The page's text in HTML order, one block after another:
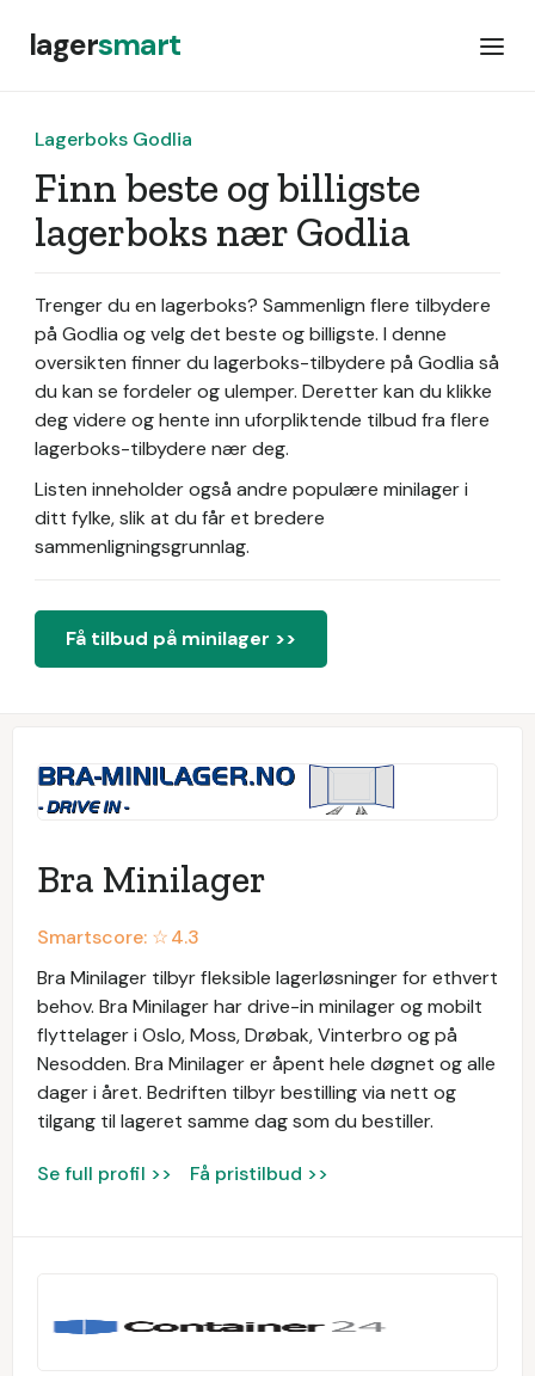
lagersmart
Lagerboks Godlia
Finn beste og billigste
lagerboks nær Godlia
Trenger du en lagerboks? Sammenlign flere tilbydere
på Godlia og velg det beste og billigste. I denne
oversikten finner du lagerboks-tilbydere på Godlia så
du kan se fordeler og ulemper. Deretter kan du klikke
deg videre og hente inn uforpliktende tilbud fra flere
lagerboks-tilbydere nær deg.
Listen inneholder også andre populære minilager i
ditt fylke, slik at du får et bredere
sammenligningsgrunnlag.
Få tilbud på minilager >>
Bra Minilager
Smartscore: ☆4.3
Bra Minilager tilbyr fleksible lagerløsninger for ethvert
behov. Bra Minilager har drive-in minilager og mobilt
flyttelager i Oslo, Moss, Drøbak, Vinterbro og på
Nesodden. Bra Minilager er åpent hele døgnet og alle
dager i året. Bedriften tilbyr bestilling via nett og
tilgang til lageret samme dag som du bestiller.
Se full profil >> Få pristilbud >>